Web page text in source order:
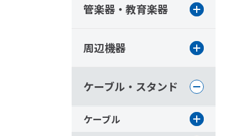
管楽器・教育楽器
周辺機器
ケーブル・スタンド
ケーブル